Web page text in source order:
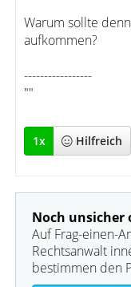
Warum sollte
aufkommen?
-----------------
""
1x Hilfreich
Noch unsicher
Auf Frag-einen-
Rechtsanwalt
bestimmen den